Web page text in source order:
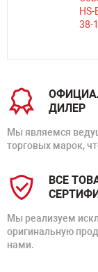
ДИЛЕР
Мы являемся
торговых марок,
ВСЕ
Мы реализуем
оригинальную
нами.